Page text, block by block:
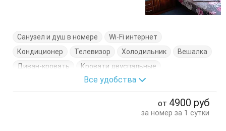
Санузел и душ в номере
Wi-Fi интернет
Кондиционер
Телевизор Холодильник
Вешалка
Диван-кровать
Кровати двуспальные
Кровати односпальные
Тумбочки
Все удобства
от 4900 руб
за номер за 1 сутки